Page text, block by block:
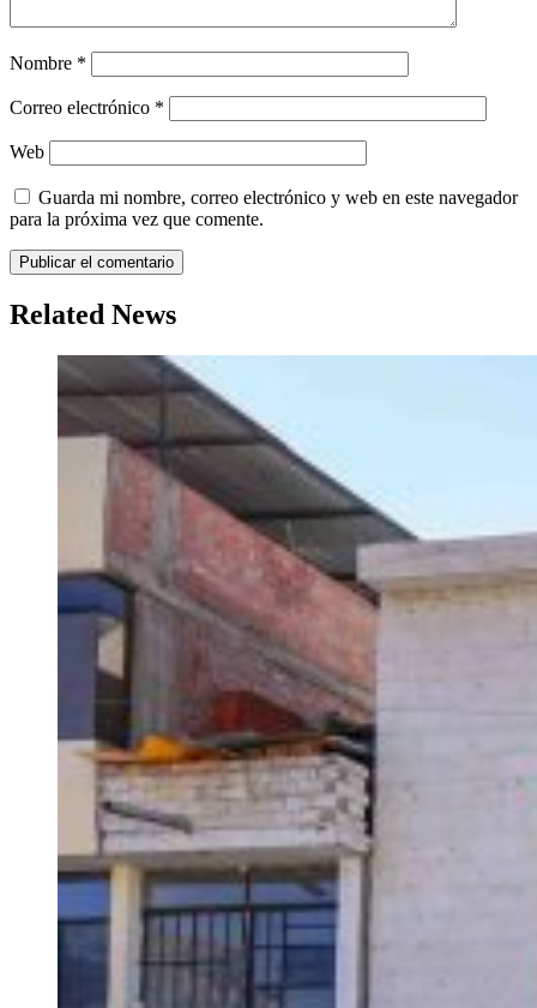
Nombre *
Correo electrónico *
Web
Guarda mi nombre, correo electrónico y web en este navegador
para la próxima vez que comente.
Related News